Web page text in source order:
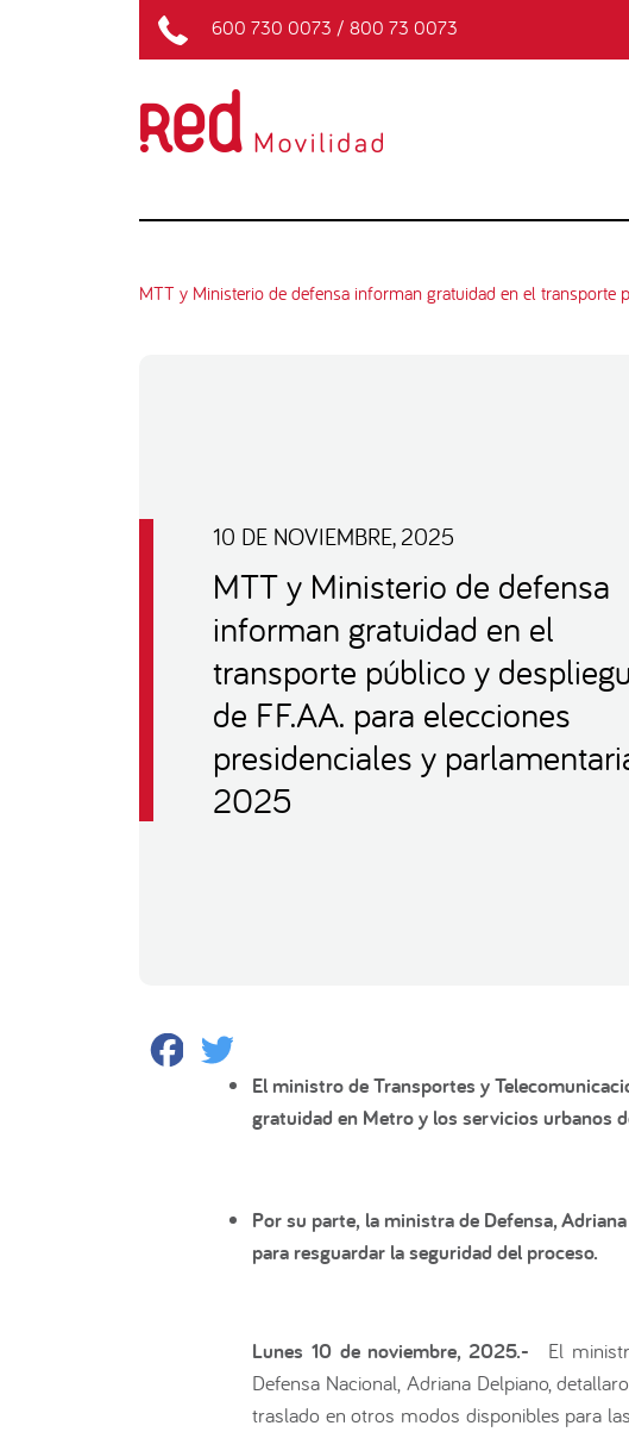
600 730 0073 / 800 73 0073
MTT y Ministerio de defensa informan gratuidad en el
10 DE NOVIEMBRE, 2025
MTT y Ministerio de defensa
informan gratuidad en el
transporte público y
de FF.AA. para elecciones
presidenciales y
2025
Facebook
El ministro de Transportes y
gratuidad en Metro y los servicios urbanos
Por su parte, la ministra de Defensa,
para resguardar la seguridad del proceso.
Lunes 10 de noviembre, 2025.- El
Defensa Nacional, Adriana Delpiano,
traslado en otros modos disponibles para